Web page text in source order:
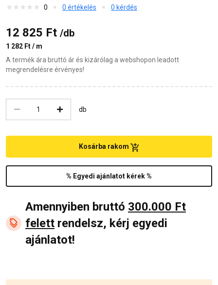
0
0 értékelés 0 kérdés
12 825 Ft /db
1 282 Ft / m
A termék ára bruttó ár és kizárólag a webshopon leadott
megrendelésre érvényes!
db
% Egyedi ajánlatot kérek %
Kosárba rakom
Amennyiben bruttó 300.000 Ft
felett rendelsz, kérj egyedi
ajánlatot!